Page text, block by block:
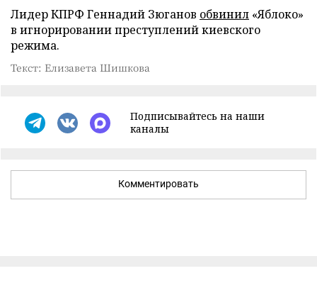
Лидер КПРФ Геннадий Зюганов обвинил «Яблоко»
в игнорировании преступлений киевского
режима.
Текст: Елизавета Шишкова
Подписывайтесь на наши
каналы
Комментировать